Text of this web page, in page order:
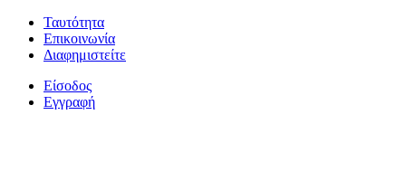
Ταυτότητα
Επικοινωνία
Διαφημιστείτε
Είσοδος
Εγγραφή